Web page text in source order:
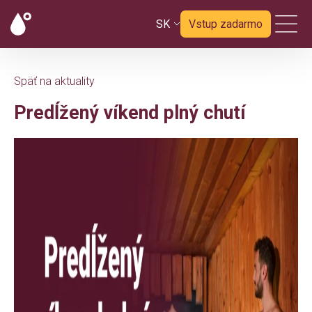
SK Vstup zadarmo
Späť na aktuality
Predĺžený víkend plný chutí